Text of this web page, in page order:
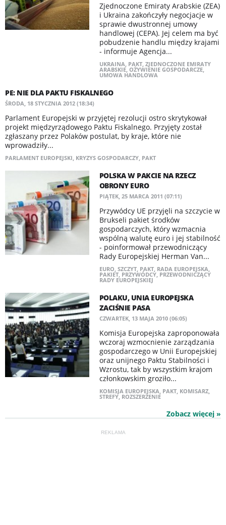
Zjednoczone Emiraty Arabskie (ZEA)
i Ukraina zakończyły negocjacje w
sprawie dwustronnej umowy
handlowej (CEPA). Jej celem ma być
pobudzenie handlu między krajami
- informuje Agencja...
UKRAINA, PAKT, ZJEDNOCZONE EMIRATY
ARABSKIE, OŻYWIENIE GOSPODARCZE,
UMOWA HANDLOWA
PE: NIE DLA PAKTU FISKALNEGO
ŚRODA, 18 STYCZNIA 2012 (18:34)
Parlament Europejski w przyjętej rezolucji ostro skrytykował
projekt międzyrządowego Paktu Fiskalnego. Przyjęty został
zgłaszany przez Polaków postulat, by kraje, które nie
wprowadziły...
PARLAMENT EUROPEJSKI, KRYZYS GOSPODARCZY, PAKT
POLSKA W PAKCIE NA RZECZ
OBRONY EURO
PIĄTEK, 25 MARCA 2011 (07:11)
Przywódcy UE przyjęli na szczycie w
Brukseli pakiet środków
gospodarczych, który wzmacnia
wspólną walutę euro i jej stabilność
- poinformował przewodniczący
Rady Europejskiej Herman Van...
EURO, SZCZYT, PAKT, RADA EUROPEJSKA,
PAKIET, PRZYWÓDCY, PRZEWODNICZĄCY
RADY EUROPEJSKIEJ
POLAKU, UNIA EUROPEJSKA
ZACIŚNIE PASA
CZWARTEK, 13 MAJA 2010 (06:05)
Komisja Europejska zaproponowała
wczoraj wzmocnienie zarządzania
gospodarczego w Unii Europejskiej
oraz unijnego Paktu Stabilności i
Wzrostu, tak by wszystkim krajom
członkowskim groziło...
KOMISJA EUROPEJSKA, PAKT, KOMISARZ,
STREFY, ROZSZERZENIE
Zobacz więcej »
REKLAMA